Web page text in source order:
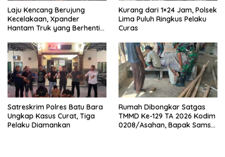
Laju Kencang Berujung
Kecelakaan, Xpander
Hantam Truk yang Berhenti
Kurang dari 1×24 Jam, Polsek
Lima Puluh Ringkus Pelaku
Curas
Satreskrim Polres Batu Bara
Ungkap Kasus Curat, Tiga
Pelaku Diamankan
Rumah Dibongkar Satgas
TMMD Ke-129 TA 2026 Kodim
0208/Asahan, Bapak Samsul